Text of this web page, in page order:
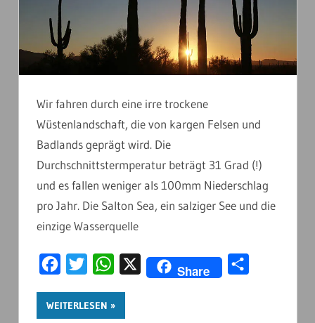
Wir fahren durch eine irre trockene
Wüstenlandschaft, die von kargen Felsen und
Badlands geprägt wird. Die
Durchschnittstermperatur beträgt 31 Grad (!)
und es fallen weniger als 100mm Niederschlag
pro Jahr. Die Salton Sea, ein salziger See und die
einzige Wasserquelle
FacebookTwitter WhatsApp
X Share
WEITERLESEN